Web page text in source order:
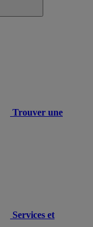
Trouver une
Services et